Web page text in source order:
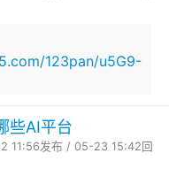
123pan/u5G9-
些AI平台
11:56发布 / 05-23 15:42回